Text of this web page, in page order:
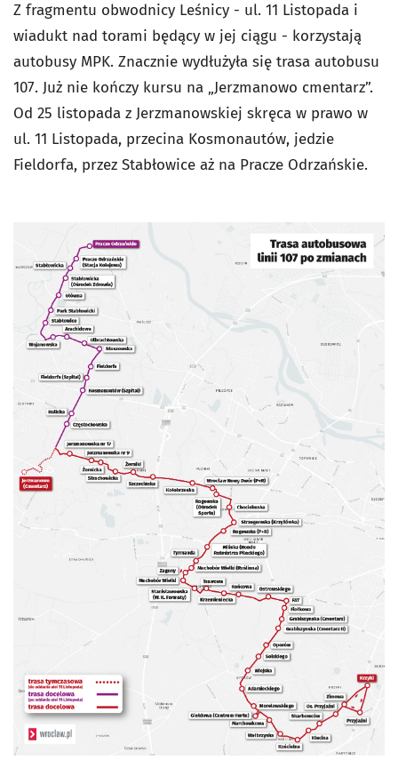
Z fragmentu obwodnicy Leśnicy - ul. 11 Listopada i
wiadukt nad torami będący w jej ciągu - korzystają
autobusy MPK. Znacznie wydłużyła się trasa autobusu
107. Już nie kończy kursu na „Jerzmanowo cmentarz”.
Od 25 listopada z Jerzmanowskiej skręca w prawo w
ul. 11 Listopada, przecina Kosmonautów, jedzie
Fieldorfa, przez Stabłowice aż na Pracze Odrzańskie.